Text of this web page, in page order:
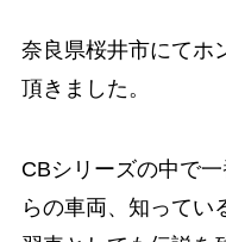
奈良県桜井市にてホ
頂きました。
CBシリーズの中で
らの車両、知ってい